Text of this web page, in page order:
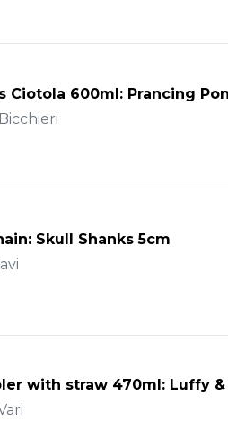
Ciotola 600ml: Prancing
Skull Shanks 5cm
with straw 470ml: Luffy